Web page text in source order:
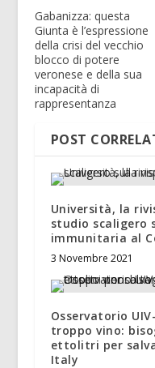
Gabanizza: questa
Giunta è l’espressione
della crisi del vecchio
blocco di potere
veronese e della sua
incapacità di
rappresentanza
POST
Università, la
studio scaligero
immunitaria al
3 Novembre 2021
Osservatorio
troppo vino:
ettolitri per
Italy